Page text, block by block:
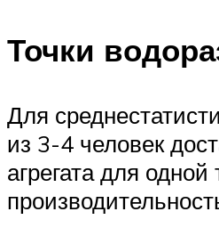
Точки
Для
из 3-4 человек
агрегата для одной